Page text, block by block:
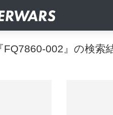
FQ7860-002』の検索